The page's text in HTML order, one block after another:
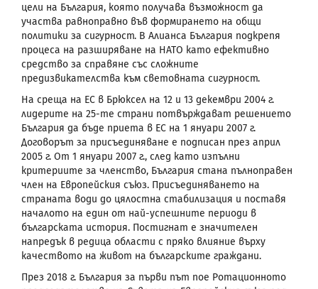
цели на България, която получава възможност да
участва равноправно във формирането на общи
политики за сигурност. В Алианса България подкрепя
процеса на разширяване на НАТО като ефективно
средство за справяне със сложните
предизвикателства към световната сигурност.
На среща на ЕС в Брюксел на 12 и 13 декември 2004 г.
лидерите на 25-те страни потвърждават решението
България да бъде приета в ЕС на 1 януари 2007 г.
Договорът за присъединяване е подписан през април
2005 г. От 1 януари 2007 г., след като изпълни
критериите за членство, България стана пълноправен
член на Европейския съюз. Присъединяването на
страната води до цялостна стабилизация и поставя
началото на един от най-успешните периоди в
българската история. Постигнат е значителен
напредък в редица области с пряко влияние върху
качеството на живот на българските граждани.
През 2018 г. България за първи път пое Ротационното